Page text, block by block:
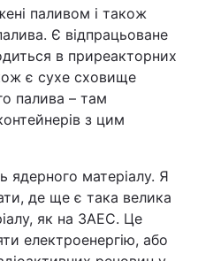
паливом і також
Є відпрацьоване
в приреакторних
є сухе сховище
палива – там
з цим
ядерного матеріалу. Я
де ще є така велика
як на ЗАЕС. Це
електроенергію, або